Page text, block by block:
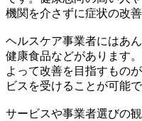
機関を介さずに症状の改
ヘルスケア事業者にはあ
健康食品などがあります
よって改善を目指すもの
ビスを受けることが可能で
サービスや事業者選びの